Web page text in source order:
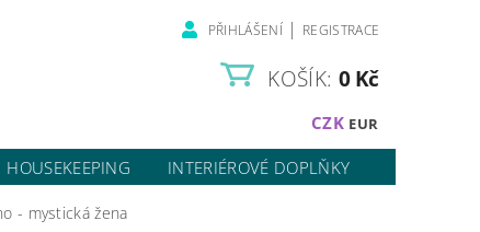
PŘIHLÁŠENÍ | REGISTRACE
CZK EUR
KOŠÍK: 0 Kč
HOUSEKEEPING
INTERIÉROVÉ DOPLŇKY
- mystická žena